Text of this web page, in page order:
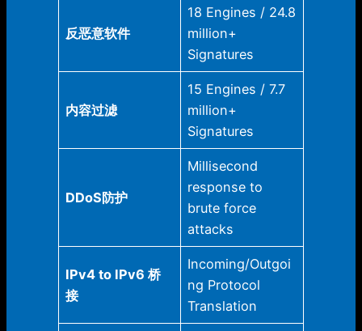
反恶意软件
18 Engines / 24.8
million+
Signatures
内容过滤
15 Engines / 7.7
million+
Signatures
DDoS防护
Millisecond
response to
brute force
attacks
IPv4 to IPv6 桥
接
Incoming/Outgoi
ng Protocol
Translation